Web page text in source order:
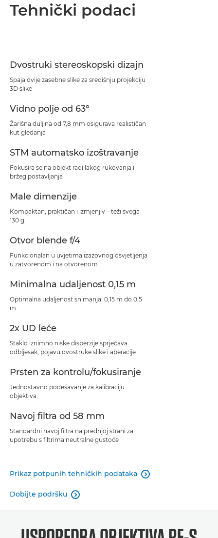
Tehnički podaci
Dvostruki stereoskopski dizajn
Spaja dvije zasebne slike za središnju projekciju
3D slike
Vidno polje od 63°
Žarišna duljina od 7,8 mm osigurava realističan
kut gledanja
STM automatsko izoštravanje
Fokusira se na objekt radi lakog rukovanja i
bržeg postavljanja
Male dimenzije
Kompaktan, praktičan i izmjenjiv – teži svega
130 g.
Otvor blende f/4
Funkcionalan u uvjetima izazovnog osvjetljenja
u zatvorenom i na otvorenom
Minimalna udaljenost 0,15 m
Optimalna udaljenost snimanja: 0,15 m do 0,5
m.
2x UD leće
Staklo iznimno niske disperzije sprječava
odbljesak, pojavu dvostruke slike i aberacije
Prsten za kontrolu/fokusiranje
Jednostavno podešavanje za kalibraciju
objektiva
Navoj filtra od 58 mm
Standardni navoj filtra na prednjoj strani za
upotrebu s filtrima neutralne gustoće
Prikaz potpunih tehničkih podataka 
Dobijte podršku 